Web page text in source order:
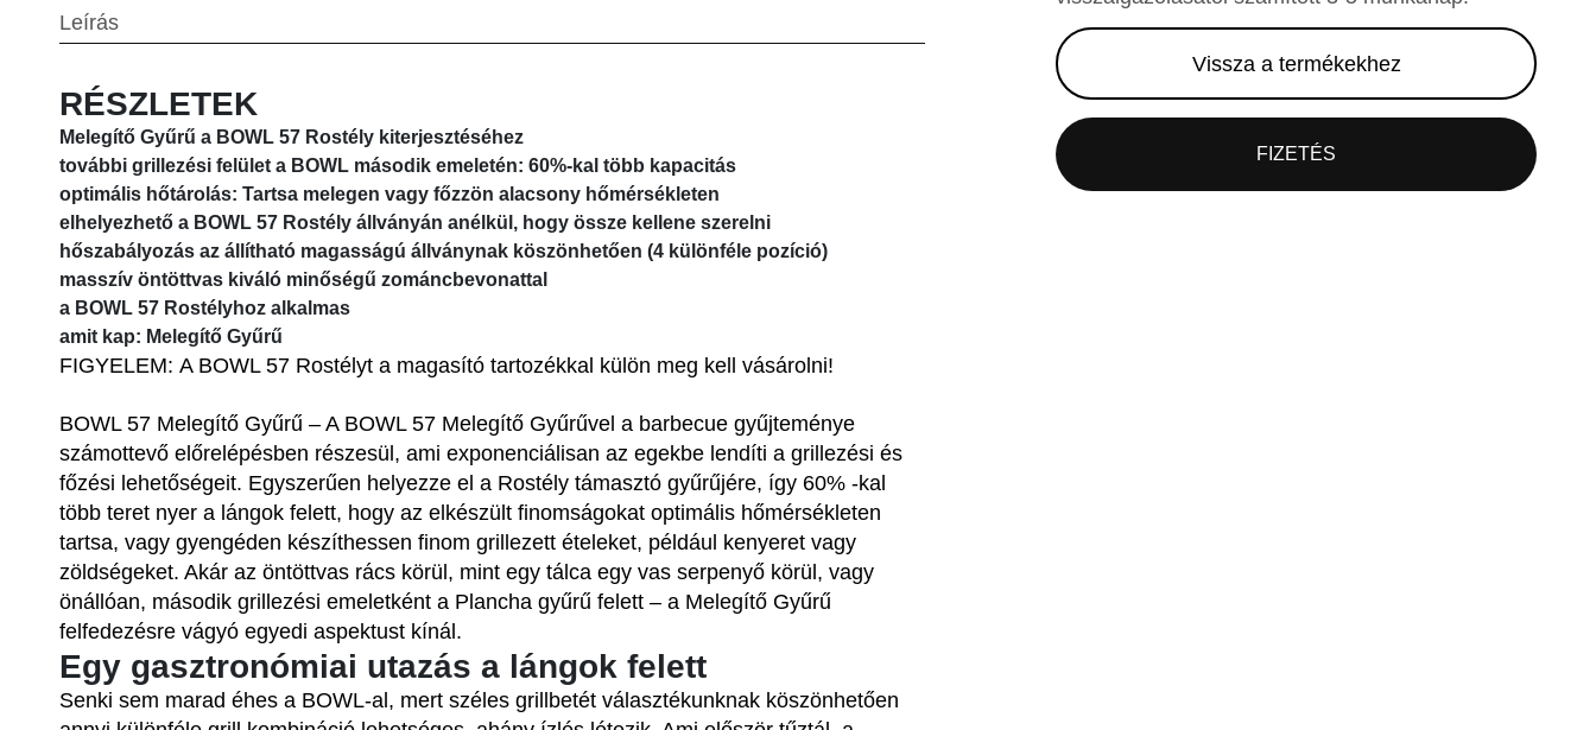
Leírás
RÉSZLETEK
Melegítő Gyűrű a BOWL 57 Rostély kiterjesztéséhez
további grillezési felület a BOWL második emeletén: 60%-kal több kapacitás
optimális hőtárolás: Tartsa melegen vagy főzzön alacsony hőmérsékleten
elhelyezhető a BOWL 57 Rostély állványán anélkül, hogy össze kellene szerelni
hőszabályozás az állítható magasságú állványnak köszönhetően (4 különféle pozíció)
masszív öntöttvas kiváló minőségű zománcbevonattal
a BOWL 57 Rostélyhoz alkalmas
amit kap: Melegítő Gyűrű
FIGYELEM: A BOWL 57 Rostélyt a magasító tartozékkal külön meg kell vásárolni!
BOWL 57 Melegítő Gyűrű – A BOWL 57 Melegítő Gyűrűvel a barbecue gyűjteménye
számottevő előrelépésben részesül, ami exponenciálisan az egekbe lendíti a grillezési és
főzési lehetőségeit. Egyszerűen helyezze el a Rostély támasztó gyűrűjére, így 60% -kal
több teret nyer a lángok felett, hogy az elkészült finomságokat optimális hőmérsékleten
tartsa, vagy gyengéden készíthessen finom grillezett ételeket, például kenyeret vagy
zöldségeket. Akár az öntöttvas rács körül, mint egy tálca egy vas serpenyő körül, vagy
önállóan, második grillezési emeletként a Plancha gyűrű felett – a Melegítő Gyűrű
felfedezésre vágyó egyedi aspektust kínál.
Egy gasztronómiai utazás a lángok felett
Senki sem marad éhes a BOWL-al, mert széles grillbetét választékunknak köszönhetően
Vissza a termékekhez
FIZETÉS